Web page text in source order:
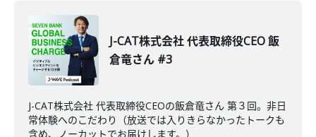
J-CAT株式会社 代表取締役CEO 飯
倉竜さん #3
J-CAT株式会社 代表取締役CEOの飯倉竜さん 第３回。非日
常体験へのこだわり（放送では入りきらなかったトークも
含め、ノーカットでお届けします。）